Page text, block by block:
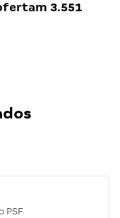
3.551
PSF